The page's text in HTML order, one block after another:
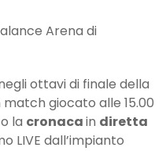
Arena di
ottavi di finale della
giocato alle 15.00
la cronacain diretta
LIVE dall’impianto